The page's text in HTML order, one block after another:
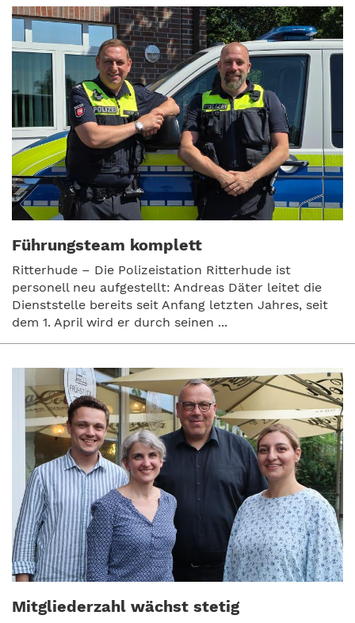
Führungsteam komplett
Ritterhude – Die Polizeistation Ritterhude ist
personell neu aufgestellt: Andreas Däter leitet die
Dienststelle bereits seit Anfang letzten Jahres, seit
dem 1. April wird er durch seinen ...
Mitgliederzahl wächst stetig